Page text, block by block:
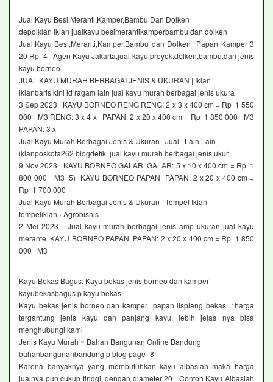
Jual:Kayu Besi,Meranti,Kamper,Bambu Dan Dolken
depoiklan iklan jualkayu besimerantikamperbambu dan dolken
Jual:Kayu Besi,Meranti,Kamper,Bambu dan Dolken Papan Kamper 3
20 Rp 4 Agen Kayu Jakarta,jual kayu proyek,dolken,bambu,dan jenis
kayu borneo
JUAL KAYU MURAH BERBAGAI JENIS & UKURAN | Iklan
iklanbaris kini id ragam lain jual kayu murah berbagai jenis ukura
3 Sep 2023 KAYU BORNEO RENG RENG: 2 x 3 x 400 cm = Rp 1 550
000 M3 RENG: 3 x 4 x PAPAN: 2 x 20 x 400 cm = Rp 1 850 000 M3
PAPAN: 3 x
Jual Kayu Murah Berbagai Jenis & Ukuran Jual Lain Lain
iklanposkota262 blogdetik jual kayu murah berbagai jenis ukur
9 Nov 2023 KAYU BORNEO GALAR GALAR: 5 x 10 x 400 cm = Rp 1
800 000 M3 5) KAYU BORNEO PAPAN PAPAN: 2 x 20 x 400 cm =
Rp 1 700 000
Jual Kayu Murah Berbagai Jenis & Ukuran Tempel Iklan
tempeliklan › Agrobisnis
2 Mei 2023 Jual kayu murah berbagai jenis amp ukuran jual kayu
merante KAYU BORNEO PAPAN PAPAN: 2 x 20 x 400 cm = Rp 1 850
000 M3
Kayu Bekas Bagus: Kayu bekas jenis borneo dan kamper
kayubekasbagus p kayu bekas
Kayu bekas jenis borneo dan kamper papan lisplang bekas *harga
tergantung jenis kayu dan panjang kayu, lebih jelas nya bisa
menghubungi kami
Jenis Kayu Murah ~ Bahan Bangunan Online Bandung
bahanbangunanbandung p blog page_8
Karena banyaknya yang membutuhkan kayu albasiah maka harga
jualnya pun cukup tinggi, dengan diameter 20 Contoh Kayu Albasiah